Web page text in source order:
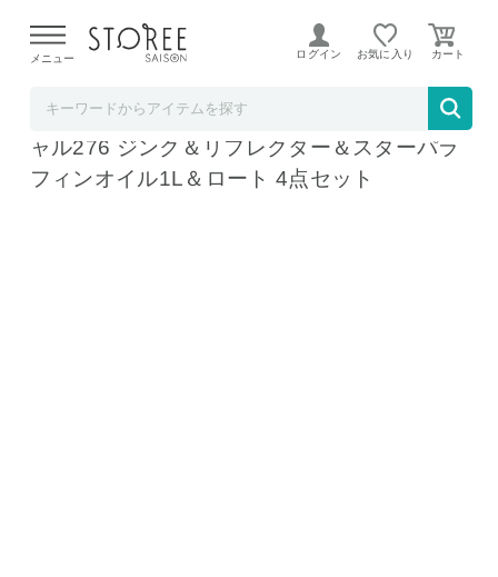
よる配送遅延が発生しております。
メニュー ログイン お気に入り
フュアハンド 灯油ランタン ベイビースペシ
ャル276 ジンク＆リフレクター＆スターパラ
フィンオイル1L＆ロート 4点セット